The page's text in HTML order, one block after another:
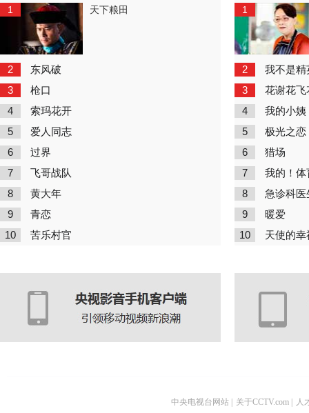
1 天下粮田
2 东风破
3 枪口
4 索玛花开
5 爱人同志
6 过界
7 飞哥战队
8 黄大年
9 青恋
10 苦乐村官
1
2 我不是精
3 花谢花飞
4 我的小姨
5 极光之恋
6 猎场
7 我的！体
8 急诊科医
9 暖爱
10 天使的幸
中央电视台网站 关于CCTV.com 人